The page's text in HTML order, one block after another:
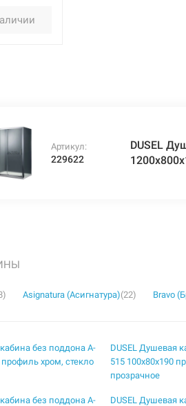
Артикул:
229622
DUSEL
Asignatura (Асигнатура)(22) Bravo
без поддона A-
профиль хром, стекло
DUSEL Душевая
515 100x80x190
прозрачное
без поддона A-
DUSEL Душевая